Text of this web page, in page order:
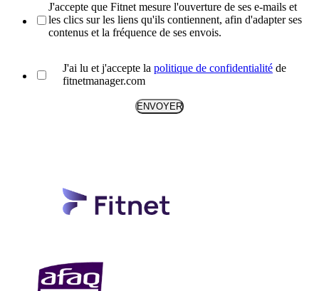
J'accepte que Fitnet mesure l'ouverture de ses e-mails et
les clics sur les liens qu'ils contiennent, afin d'adapter ses
contenus et la fréquence de ses envois.
J'ai lu et j'accepte la politique de confidentialité de
fitnetmanager.com